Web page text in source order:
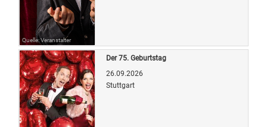
Quelle: Veranstalter
Der 75. Geburtstag
26.09.2026
Stuttgart